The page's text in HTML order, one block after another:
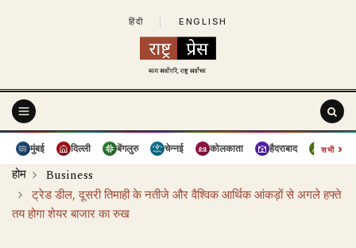
हिंदी ENGLISH
मुंबई दिल्ली बेंगलुरु चेन्नई कोलकाता हैदराबाद पुणे
सभी›
होम
Business
ट्रेड डील, दूसरी तिमाही के नतीजे और वैश्विक आर्थिक आंकड़ों से अगले हफ्ते
तय होगा शेयर बाजार का रुख